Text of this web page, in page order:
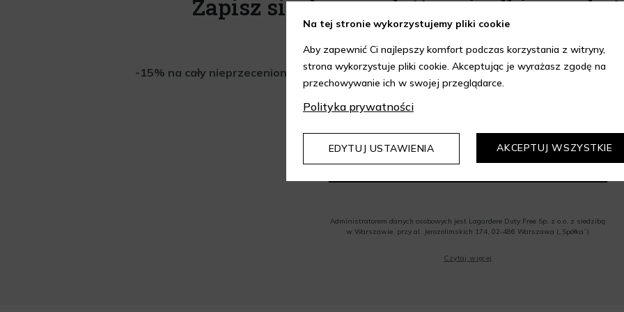
Zapisz się do newslettera i odbierz
-15% na cały nieprzeceniony asortyment przy minimalnej wartości zamówienia 199 zł.
ODBIERZ KOD
Administratorem danych osobowych jest Lagardere Duty Free Sp. z o.o. z siedzibą
w Warszawie, przy al. Jerozolimskich 174, 02-486 Warszawa („Spółka”)
o.o. informacji handlowych, w tym newslettera, informacji o promocjach i
Czytaj więcej
Na tej stronie wykorzystujemy pliki cookie
Aby zapewnić Ci najlepszy komfort podczas korzystania z witryny,
strona wykorzystuje pliki cookie. Akceptując je wyrażasz zgodę na
przechowywanie ich w swojej przeglądarce.
Polityka prywatności
EDYTUJ USTAWIENIA AKCEPTUJ WSZYSTKIE